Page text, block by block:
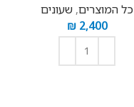
כל המוצרים, שעונים
₪2,400